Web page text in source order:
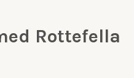
Rottefella